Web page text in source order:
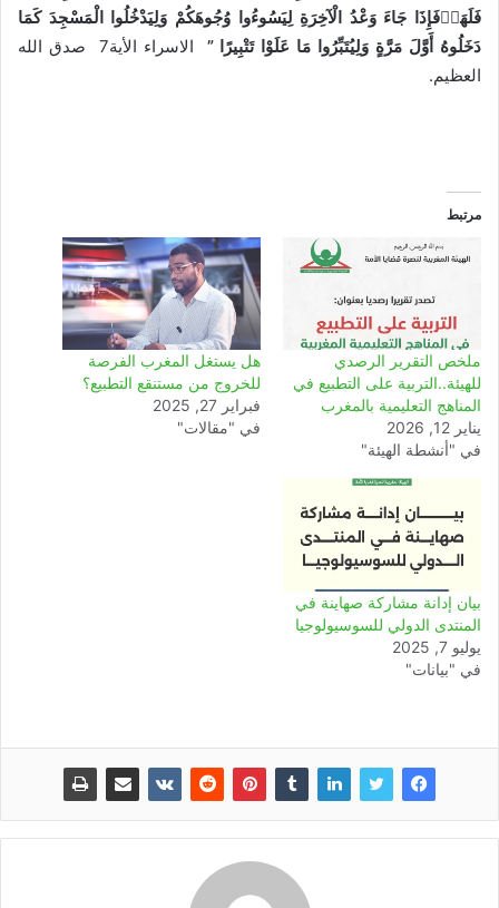
فَلَهَافَإِذَا جَاءَ وَعْدُ الْآخِرَةِ لِيَسُوءُوا وُجُوهَكُمْ وَلِيَدْخُلُوا الْمَسْجِدَ كَمَا
دَخَلُوهُ أَوَّلَ مَرَّةٍ وَلِيُتَبِّرُوا مَا عَلَوْا تَتْبِيرًا ”
الاسراء الأية7 صدق الله
العظيم.
مرتبط
ملخص التقرير الرصدي
للهيئة..التربية على التطبيع في
المناهج التعليمية بالمغرب
يناير 12, 2026
في "أنشطة الهيئة"
هل يستغل المغرب الفرصة
للخروج من مستنقع التطبيع؟
فبراير 27, 2025
في "مقالات"
بيان إدانة مشاركة صهاينة في
المنتدى الدولي للسوسيولوجيا
يوليو 7, 2025
في "بيانات"